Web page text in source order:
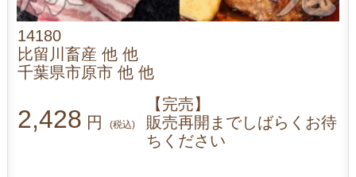
14180
比留川畜産 他 他
千葉県市原市 他 他
2,428 円 (税込)
【完売】
販売再開までしばらくお待
ちください